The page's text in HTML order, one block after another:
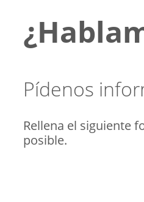
Pídenos
Rellena el siguiente
posible.